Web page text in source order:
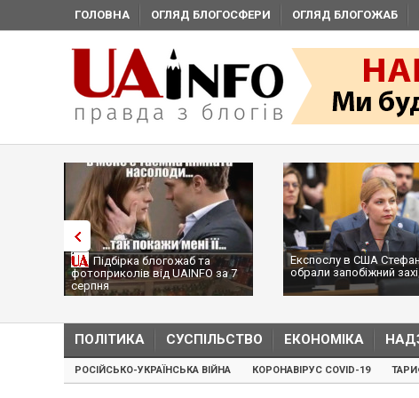
ГОЛОВНА ОГЛЯД БЛОГОСФЕРИ ОГЛЯД БЛОГОЖАБ
Підбірка блогожаб та
фотоприколів від UAINFO за 7
серпня
Експослу в США
обрали запобіжний
ПОЛІТИКА СУСПІЛЬСТВО ЕКОНОМІКА
РОСІЙСЬКО-УКРАЇНСЬКА ВІЙНА КОРОНАВІРУС COVID-19